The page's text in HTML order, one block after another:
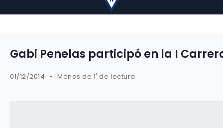
Gabi Penelas participó en la I
01/12/2014 Menos de 1' de lectura